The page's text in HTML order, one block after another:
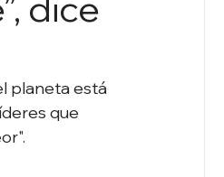
planeta está
que